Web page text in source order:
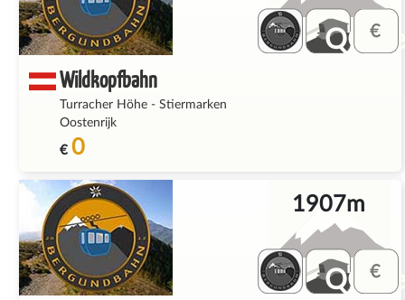
Wildkopfbahn
Turracher Höhe- Stiermarken
Oostenrijk
€ 0
1907m